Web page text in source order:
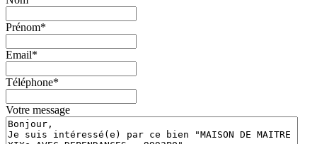
Prénom*
Email*
Téléphone*
Votre message